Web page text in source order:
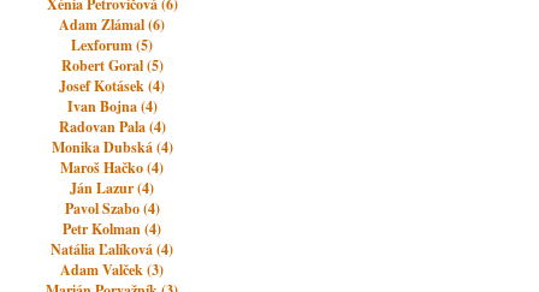
Xénia Petrovičová (6)
Adam Zlámal (6)
Lexforum (5)
Robert Goral (5)
Josef Kotásek (4)
Ivan Bojna (4)
Radovan Pala (4)
Monika Dubská (4)
Maroš Hačko (4)
Ján Lazur (4)
Pavol Szabo (4)
Petr Kolman (4)
Natália Ľalíková (4)
Adam Valček (3)